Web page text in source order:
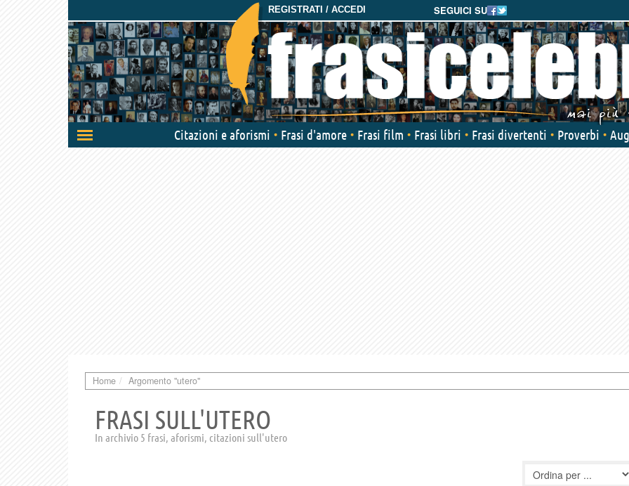
SEGUICI SU
REGISTRATI / ACCEDI
Attiva/disattiva
navigazione
Citazioni e aforismi Frasi d'amore Frasi film Frasi libri Frasi divertenti Proverbi
Home Argomento "utero"
FRASI SULL'UTERO
In archivio 5 frasi, aforismi, citazioni sull'utero